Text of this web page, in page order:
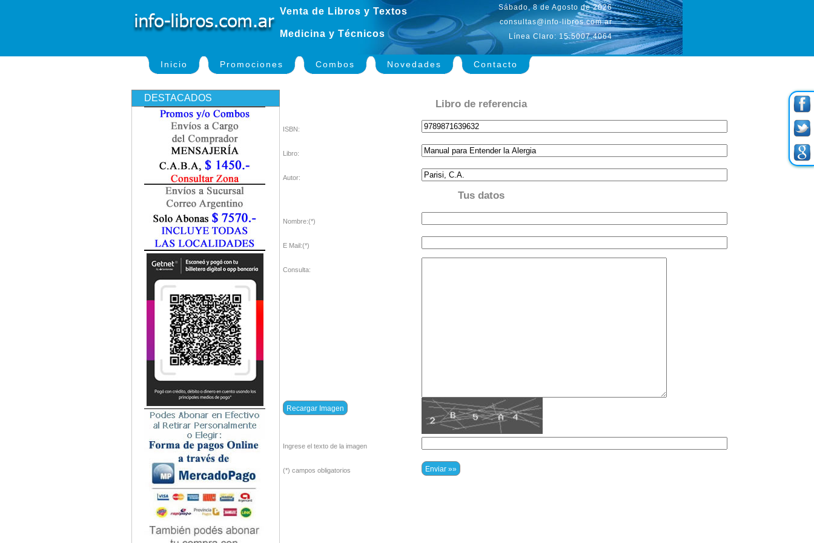
Venta de Libros y Textos
Medicina y Técnicos
Sábado, 8 de Agosto de 2026
consultas@info-libros.com.ar
Línea Claro: 15.5007.4064
Inicio Promociones Combos Novedades Contacto
DESTACADOS
Libro de referencia
ISBN:
Libro:
Autor:
Tus datos
Nombre:(*)
E Mail:(*)
Consulta:
Ingrese el texto de la imagen
(*) campos obligatorios